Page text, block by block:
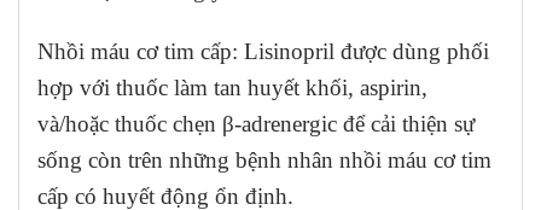
Nhồi máu cơ tim cấp: Lisinopril được dùng phối
hợp với thuốc làm tan huyết khối, aspirin,
và/hoặc thuốc chẹn β-adrenergic để cải thiện sự
sống còn trên những bệnh nhân nhồi máu cơ tim
cấp có huyết động ổn định.